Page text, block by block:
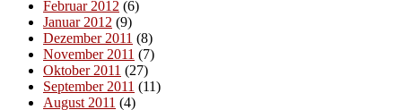
Februar 2012 (6)
Januar 2012 (9)
Dezember 2011 (8)
November 2011 (7)
Oktober 2011 (27)
September 2011 (11)
August 2011 (4)